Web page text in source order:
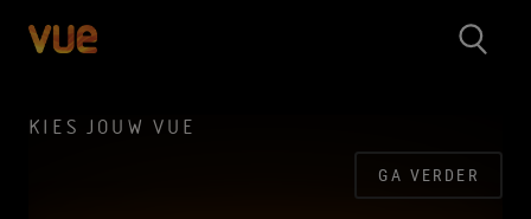
KIES JOUW VUE
GA VERDER